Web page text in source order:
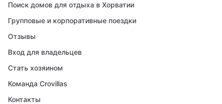
Поиск домов для отдыха в Хорватии
Групповые и корпоративные поездки
Отзывы
Вход для владельцев
Стать хозяином
Команда Crovillas
Контакты